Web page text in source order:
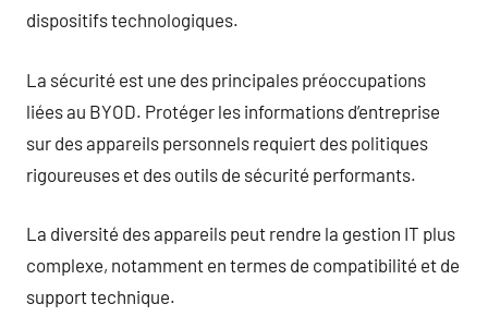
dispositifs technologiques.
La sécurité est une des principales préoccupations
liées au BYOD. Protéger les informations d’entreprise
sur des appareils personnels requiert des politiques
rigoureuses et des outils de sécurité performants.
La diversité des appareils peut rendre la gestion IT plus
complexe, notamment en termes de compatibilité et de
support technique.